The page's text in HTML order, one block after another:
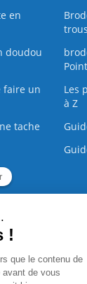
en
doudou
faire un
Les
à Z
tache
Paiement sécurisé